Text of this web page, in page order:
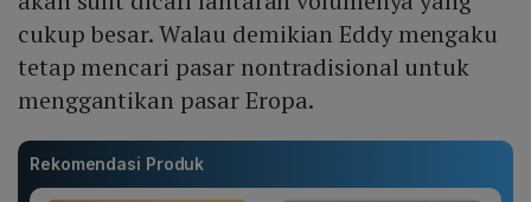
cukup besar. Walau demikian Eddy mengaku
tetap mencari pasar nontradisional untuk
menggantikan pasar Eropa.
Rekomendasi Produk